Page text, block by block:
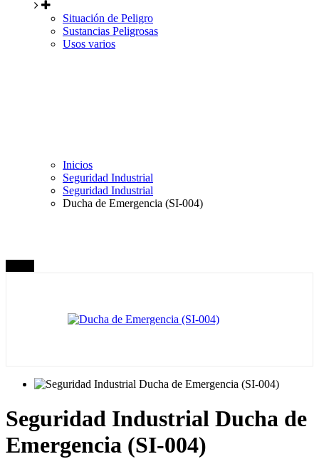
Situación de Peligro
Sustancias Peligrosas
Usos varios
Inicios
Seguridad Industrial
Seguridad Industrial
Ducha de Emergencia (SI-004)
Seguridad Industrial Ducha de
Emergencia (SI-004)